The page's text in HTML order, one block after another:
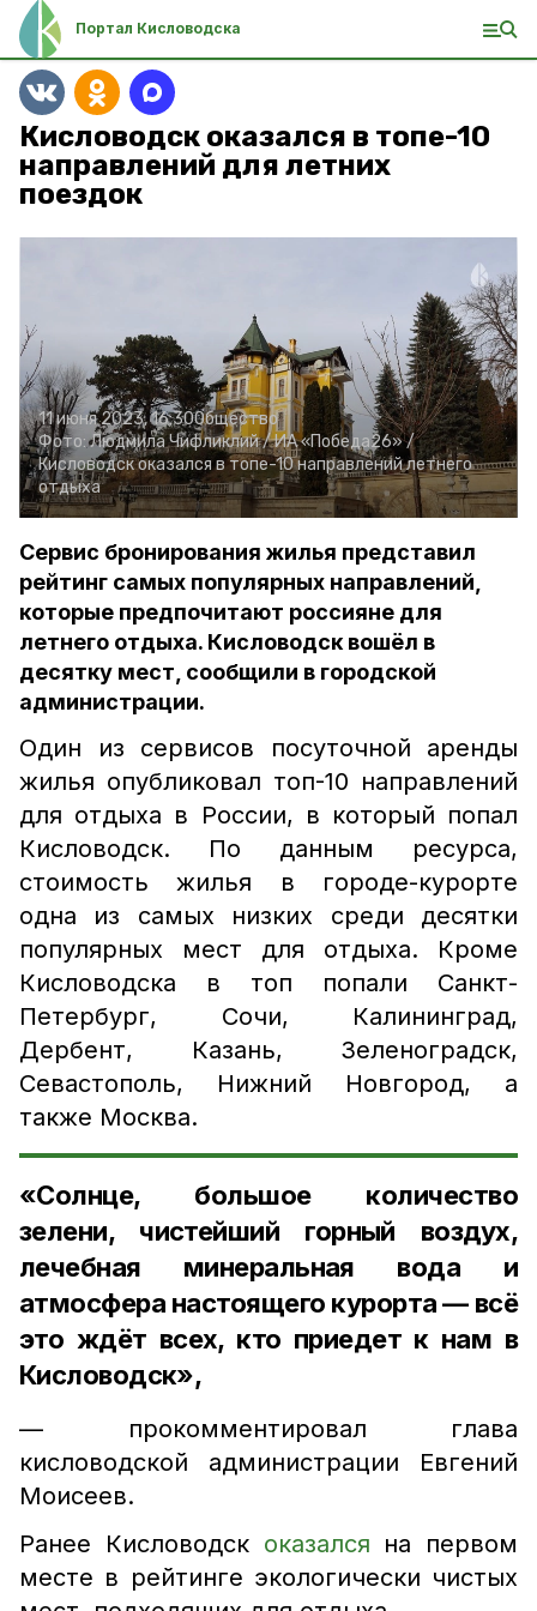
Портал Кисловодска
Кисловодск оказался в топе-10
направлений для летних
поездок
11 июня 2023, 16:30Общество
Фото:Людмила Чифликлий /ИА «Победа26» /
Кисловодск оказался в топе-10 направлений летнего
отдыха
Сервис бронирования жилья представил
рейтинг самых популярных направлений,
которые предпочитают россияне для
летнего отдыха. Кисловодск вошёл в
десятку мест, сообщили в городской
администрации.
Один из сервисов посуточной аренды
жилья опубликовал топ-10 направлений
для отдыха в России, в который попал
Кисловодск. По данным ресурса,
стоимость жилья в городе-курорте
одна из самых низких среди десятки
популярных мест для отдыха. Кроме
Кисловодска в топ попали Санкт-
Петербург, Сочи, Калининград,
Дербент, Казань, Зеленоградск,
Севастополь, Нижний Новгород, а
также Москва.
«Солнце, большое количество
зелени, чистейший горный воздух,
лечебная минеральная вода и
атмосфера настоящего курорта — всё
это ждёт всех, кто приедет к нам в
Кисловодск»,
— прокомментировал глава
кисловодской администрации Евгений
Моисеев.
Ранее Кисловодск оказался на первом
месте в рейтинге экологически чистых